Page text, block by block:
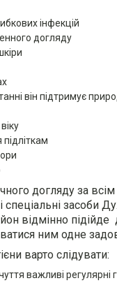
інфекцій
догляду
він підтримує
догляду за
спеціальні засоби
відмінно
ним одне
варто слідувати:
важливі регулярні